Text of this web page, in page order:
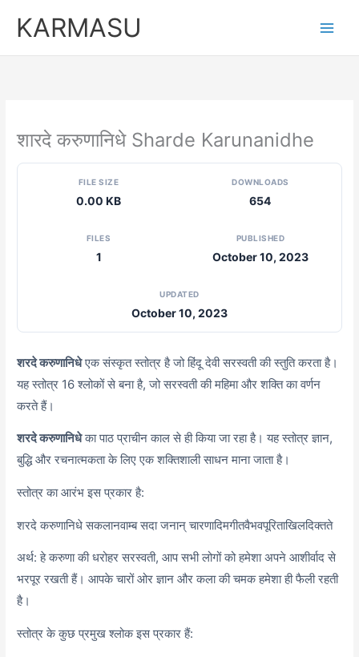
KARMASU
शारदे करुणानिधे Sharde Karunanidhe
FILE SIZE
0.00 KB
DOWNLOADS
654
FILES
1
PUBLISHED
October 10, 2023
UPDATED
October 10, 2023
शरदे करुणानिधेएक संस्कृत स्तोत्र है जो हिंदू देवी सरस्वती की स्तुति करता है।
यह स्तोत्र 16 श्लोकों से बना है, जो सरस्वती की महिमा और शक्ति का वर्णन
करते हैं।
शरदे करुणानिधेका पाठ प्राचीन काल से ही किया जा रहा है। यह स्तोत्र ज्ञान,
बुद्धि और रचनात्मकता के लिए एक शक्तिशाली साधन माना जाता है।
स्तोत्र का आरंभ इस प्रकार है:
शरदे करुणानिधे सकलानवाम्ब सदा जनान् चारणादिमगीतवैभवपूरिताखिलदिक्तते
अर्थ: हे करुणा की धरोहर सरस्वती, आप सभी लोगों को हमेशा अपने आशीर्वाद से
भरपूर रखती हैं। आपके चारों ओर ज्ञान और कला की चमक हमेशा ही फैली रहती
है।
स्तोत्र के कुछ प्रमुख श्लोक इस प्रकार हैं: